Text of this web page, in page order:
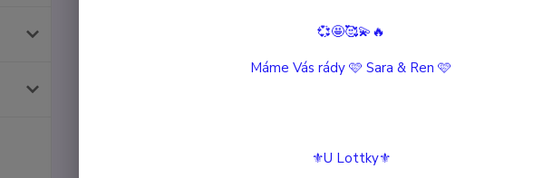
💞🤩🥰💫🔥
Máme Vás rády 🩷 Sara & Ren 🩷
⚜️U Lottky⚜️